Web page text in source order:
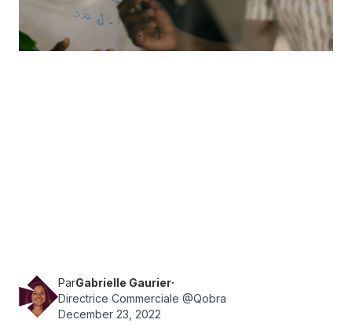
ParGabrielle Gaurier·
Directrice Commerciale @Qobra
December 23, 2022